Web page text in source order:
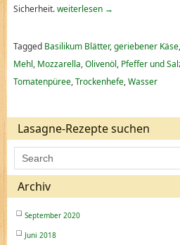
Sicherheit. weiterlesen →
Tagged Basilikum Blätter,geriebener Käse,
Mehl, Mozzarella,Olivenöl, Pfeffer und
Tomatenpüree,Trockenhefe,Wasser
Lasagne-Rezepte suchen
Archiv
September 2020
Juni 2018